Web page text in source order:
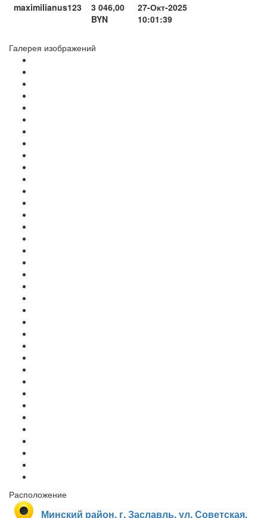
maximilianus123
3 046,00
BYN
27-Окт-2025
10:01:39
Галерея изображений
Расположение
Минский район, г. Заславль, ул. Советская,